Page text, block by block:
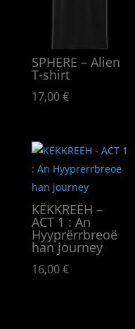
SPHERE – Alien
T-shirt
17,00€
KËKKREËH –
ACT 1 : An
Hyypr​ë​rrbreo​ë​
han journey
16,00€